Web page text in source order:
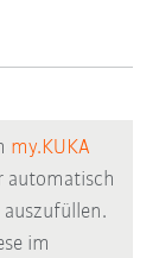
my.KUKA
automatisch
im